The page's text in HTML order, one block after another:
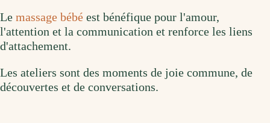
Le massage bébé est bénéfique pour l'amour,
l'attention et la communication et renforce les liens
d'attachement.
Les ateliers sont des moments de joie commune, de
découvertes et de conversations.